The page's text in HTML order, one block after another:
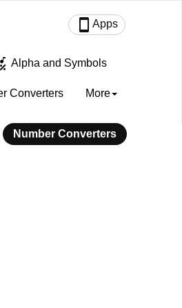
smartphone Apps
Alpha and Symbols
Converters More
Number Converters